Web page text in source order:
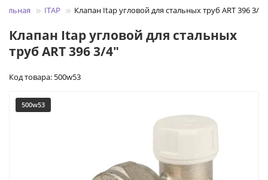
ITAP Клапан Itap угловой для стальных труб ART 396 3/4"
Клапан Itap угловой для стальных
труб ART 396 3/4"
Код товара: 500w53
500w53